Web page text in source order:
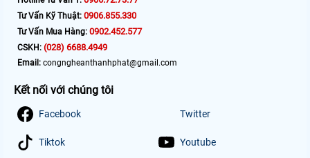
Tư Vấn Kỹ Thuật: 0906.855.330
Tư Vấn Mua Hàng: 0902.452.577
CSKH: (028) 6688.4949
Email: congngheanthanhphat@gmail.com
Kết nối với chúng tôi
Facebook Twitter
Tiktok Youtube